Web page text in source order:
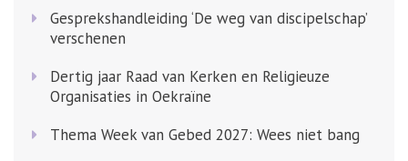
Gesprekshandleiding ‘De weg van discipelschap’
verschenen
Dertig jaar Raad van Kerken en Religieuze
Organisaties in Oekraïne
Thema Week van Gebed 2027: Wees niet bang